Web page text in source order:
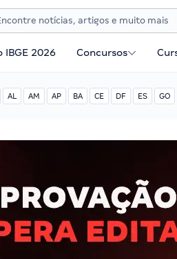
IBGE 2026 Concursos
AL AM AP BA CE DF ES GO